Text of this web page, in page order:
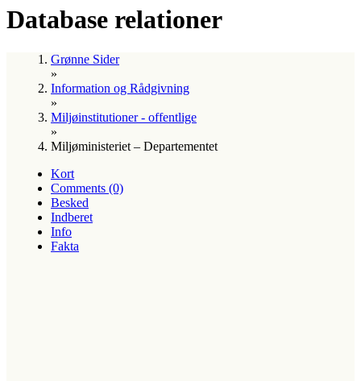
Database relationer
Grønne Sider
»
Information og Rådgivning
»
Miljøinstitutioner - offentlige
»
Miljøministeriet – Departementet
Kort
Comments (0)
Besked
Indberet
Info
Fakta